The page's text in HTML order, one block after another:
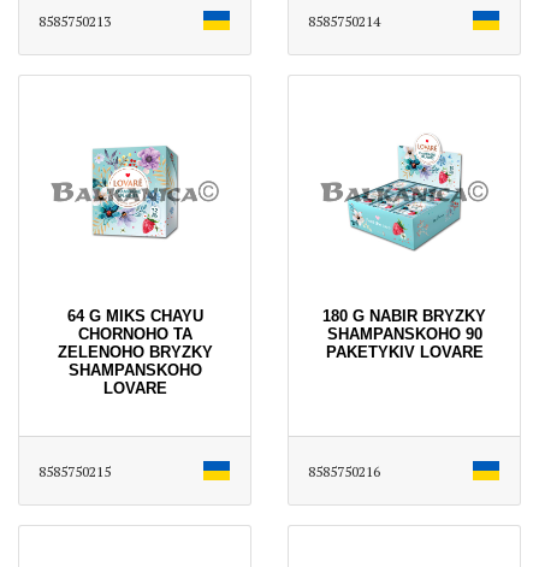
8585750213 8585750214
64 G MIKS CHAYU
CHORNOHO TA
ZELENOHO BRYZKY
SHAMPANSKOHO
LOVARE
8585750215
180 G NABIR BRYZKY
SHAMPANSKOHO 90
PAKETYKIV LOVARE
8585750216